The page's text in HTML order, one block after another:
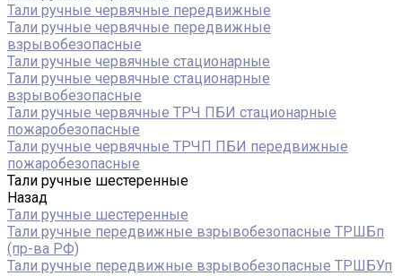
Тали ручные червячные передвижные
Тали ручные червячные передвижные
взрывобезопасные
Тали ручные червячные стационарные
Тали ручные червячные стационарные
взрывобезопасные
Тали ручные червячные ТРЧ ПБИ стационарные
пожаробезопасные
Тали ручные червячные ТРЧП ПБИ передвижные
пожаробезопасные
Тали ручные шестеренные
Назад
Тали ручные шестеренные
Тали ручные передвижные взрывобезопасные ТРШБп
(пр-ва РФ)
Тали ручные передвижные взрывобезопасные ТРШБУп